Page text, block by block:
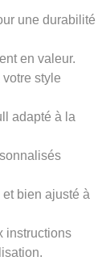
une durabilité
en valeur.
style
adapté à la
bien ajusté à
instructions